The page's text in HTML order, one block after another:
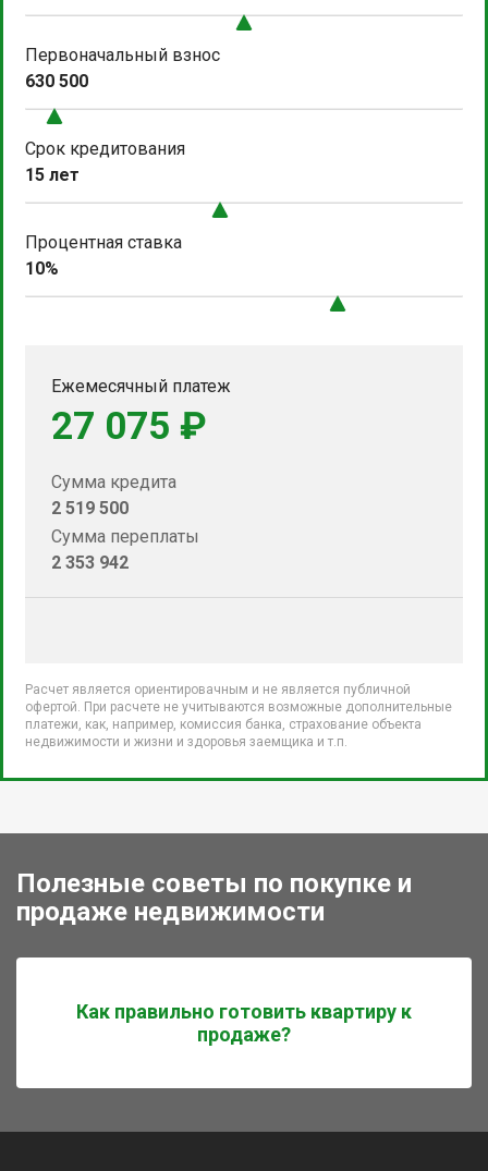
Первоначальный взнос
630 500
Срок кредитования
15 лет
Процентная ставка
10%
Ежемесячный платеж
27 075 ₽
Сумма кредита
2 519 500
Сумма переплаты
2 353 942
Расчет является ориентировачным и не является публичной
офертой. При расчете не учитываются возможные дополнительные
платежи, как, например, комиссия банка, страхование объекта
недвижимости и жизни и здоровья заемщика и т.п.
Полезные советы по покупке и
продаже недвижимости
Как правильно готовить квартиру к
продаже?